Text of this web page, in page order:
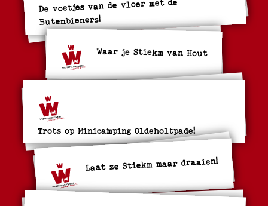
De voetjes van de vloer met de
Butenbieners!
Waar je Stiekm van Hout
Trots op Minicamping Oldeholtpade!
Laat ze Stiekm maar draaien!